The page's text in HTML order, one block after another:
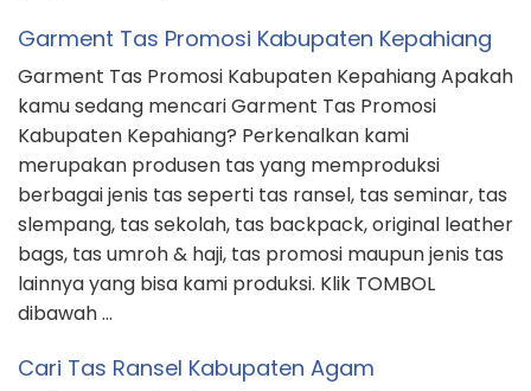
Garment Tas Promosi Kabupaten Kepahiang
Garment Tas Promosi Kabupaten Kepahiang Apakah
kamu sedang mencari Garment Tas Promosi
Kabupaten Kepahiang? Perkenalkan kami
merupakan produsen tas yang memproduksi
berbagai jenis tas seperti tas ransel, tas seminar, tas
slempang, tas sekolah, tas backpack, original leather
bags, tas umroh & haji, tas promosi maupun jenis tas
lainnya yang bisa kami produksi. Klik TOMBOL
dibawah …
Cari Tas Ransel Kabupaten Agam